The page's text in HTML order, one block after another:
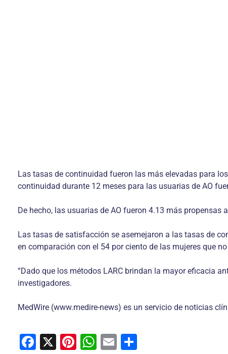
Las tasas de continuidad fueron las más elevadas para
continuidad durante 12 meses para las usuarias de AO
De hecho, las usuarias de AO fueron 4.13 más propensas
Las tasas de satisfacción se asemejaron a las tasas de
en comparación con el 54 por ciento de las mujeres que
“Dado que los métodos LARC brindan la mayor eficacia
investigadores.
MedWire (www.medire-news) es un servicio de noticias
F
X
Pi W E